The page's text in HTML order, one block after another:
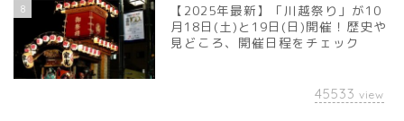
8
【2025年最新】「川越祭り」が10
月18日(土)と19日(日)開催！歴史や
見どころ、開催日程をチェック
45533 view